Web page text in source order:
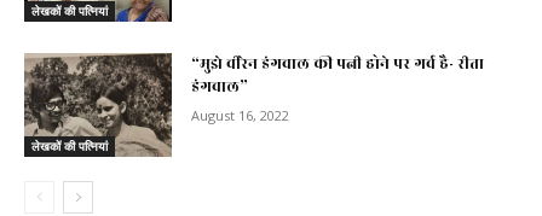
लेखकों की पत्नियां
लेखकों की पत्नियां
“मुझे वीरेन डंगवाल की पत्नी होने पर गर्व है- रीता
डंगवाल”
August 16, 2022